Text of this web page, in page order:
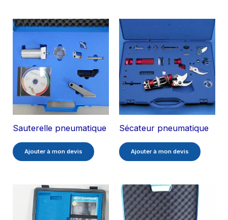
Sauterelle pneumatique
Ajouter à mon devis
Sécateur pneumatique
Ajouter à mon devis